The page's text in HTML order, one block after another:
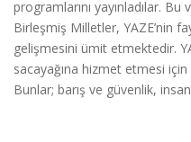
programlarını yayınladılar.
Birleşmiş Milletler, YAZE’nin
gelişmesini ümit etmektedir.
sacayağına hizmet etmesi
Bunlar; barış ve güvenlik,